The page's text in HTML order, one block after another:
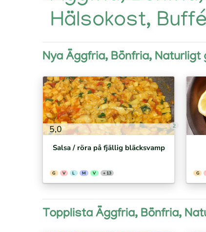
Hälsokost,
Nya Äggfria, Bönfria,
5,0 2
Salsa / röra på fjällig bläcksvamp
G V L M V + 13 G
Topplista Äggfria, Bönfria,